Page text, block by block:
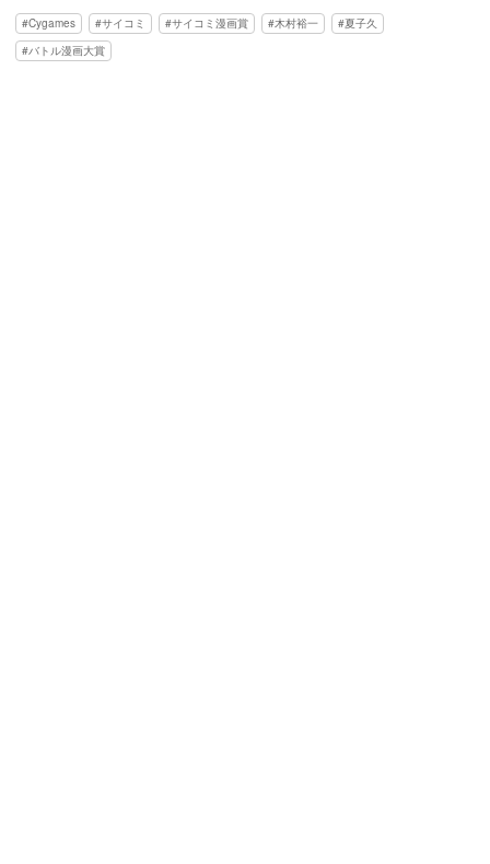
Cygames サイコミ サイコミ漫画賞 木村裕一
夏子久
バトル漫画大賞